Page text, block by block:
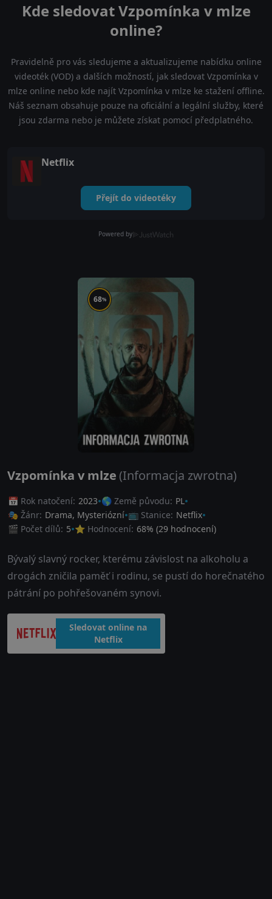
Kde sledovat Vzpomínka v mlze
online?
Pravidelně pro vás sledujeme a aktualizujeme nabídku online
videoték (VOD) a dalších možností, jak sledovat Vzpomínka v
mlze online nebo kde najít Vzpomínka v mlze ke stažení offline.
Náš seznam obsahuje pouze na oficiální a legální služby, které
jsou zdarma nebo je můžete získat pomocí předplatného.
Netflix
Přejít do videotéky
Powered by
68%
Vzpomínka v mlze (Informacja zwrotna)
📅 Rok natočení: 2023 🌎 Země původu: PL
🎭 Žánr: Drama, Mysteriózní 📺 Stanice: Netflix
🎬 Počet dílů: 5 ⭐ Hodnocení: 68% (29 hodnocení)
Bývalý slavný rocker, kterému závislost na alkoholu a
drogách zničila paměť i rodinu, se pustí do horečnatého
pátrání po pohřešovaném synovi.
Sledovat online na
Netflix